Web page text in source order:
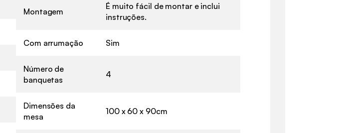
Montagem
É muito fácil de montar e inclui
instruções.
Com arrumação Sim
Número de
banquetas
4
Dimensões da
mesa
100 x 60 x 90cm